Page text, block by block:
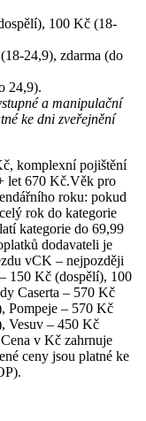
100 Kč (18-
24,9), zdarma (do
24,9).
a manipulační
ke dni zveřejnění
komplexní pojištění
let 670 Kč.Věk pro
roku: pokud
rok do kategorie
kategorie do 69,99
dodavateli je
vCK – nejpozději
150 Kč (dospělí), 100
Caserta – 570 Kč
Pompeje – 570 Kč
Vesuv – 450 Kč
v Kč zahrnuje
ceny jsou platné ke